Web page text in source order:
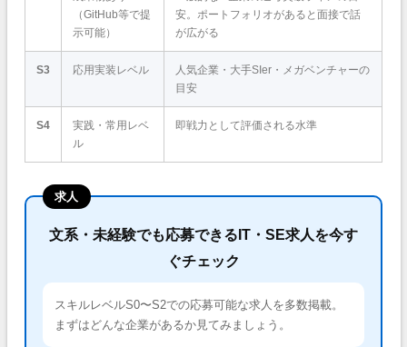
（GitHub等で提
示可能）
安。ポートフォリオがあると面接で話
が広がる
S3 応用実装レベル
人気企業・大手SIer・メガベンチャーの
目安
S4
実践・常用レベ
ル
即戦力として評価される水準
求人
文系・未経験でも応募できるIT・SE求人を今す
ぐチェック
スキルレベルS0〜S2での応募可能な求人を多数掲載。
まずはどんな企業があるか見てみましょう。